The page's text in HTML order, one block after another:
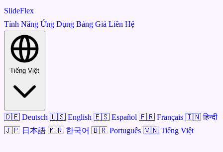
SlideFlex
Tính Năng Ứng Dụng Bảng Giá Liên Hệ
Tiếng Việt
🇩🇪 Deutsch 🇺🇸 English 🇪🇸 Español 🇫🇷 Français 🇮🇳 हिन्दी
🇯🇵 日本語 🇰🇷 한국어 🇧🇷 Português 🇻🇳 Tiếng Việt